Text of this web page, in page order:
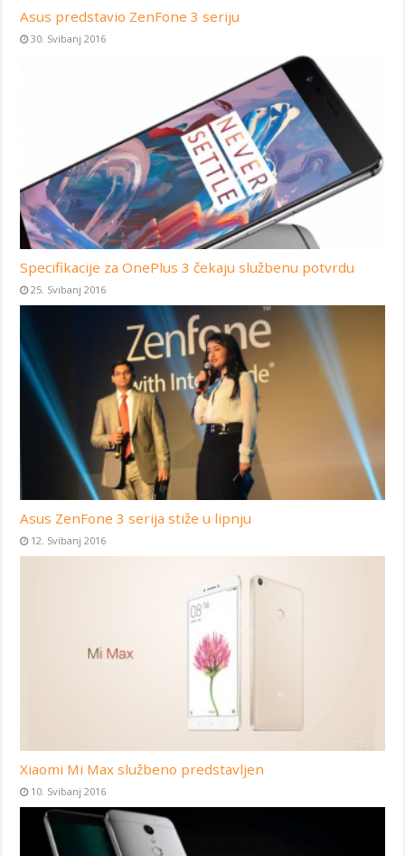
Asus predstavio ZenFone 3 seriju
30. Svibanj 2016
Specifikacije za OnePlus 3 čekaju službenu potvrdu
25. Svibanj 2016
Asus ZenFone 3 serija stiže u lipnju
12. Svibanj 2016
Xiaomi Mi Max službeno predstavljen
10. Svibanj 2016